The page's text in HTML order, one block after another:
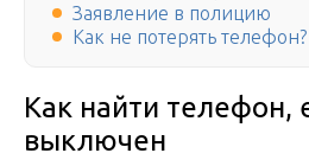
Заявление в полицию
Как не потерять телефон?
Как найти телефон,
выключен